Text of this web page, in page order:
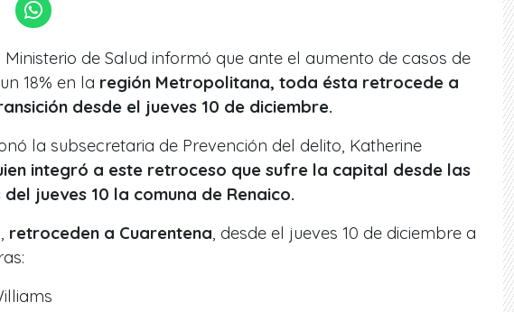
Ministerio de Salud informó que ante el aumento de casos de
18% en la región Metropolitana, toda ésta retrocede a
desde el jueves 10 de diciembre.
la subsecretaria de Prevención del delito, Katherine
integró a este retroceso que sufre la capital desde las
jueves 10 la comuna de Renaico.
retroceden a Cuarentena , desde el jueves 10 de diciembre a